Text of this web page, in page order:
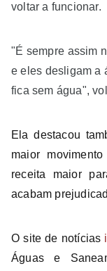
voltar a funcionar.
"É sempre assim
e eles desligam a
fica sem água",
Ela destacou
maior
receita maior
acabam
O site de notícias
Águas e